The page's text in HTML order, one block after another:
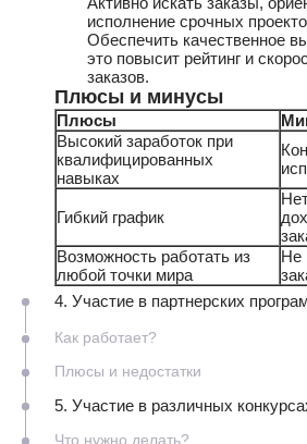
исполнение срочных
Обеспечить качественное
это повысит рейтинг и
заказов.
Плюсы и минусы
Плюсы
Высокий заработок при
квалифицированных
навыках
Гибкий график
Возможность работать из
любой точки мира
Не
4. Участие в партнерских
Как работает?
Плюсы и недостатки
5. Участие в различных
Что нужно делать?